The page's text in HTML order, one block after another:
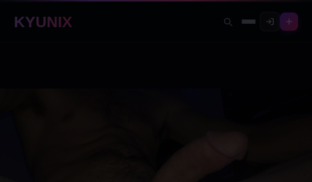
KYUNIX